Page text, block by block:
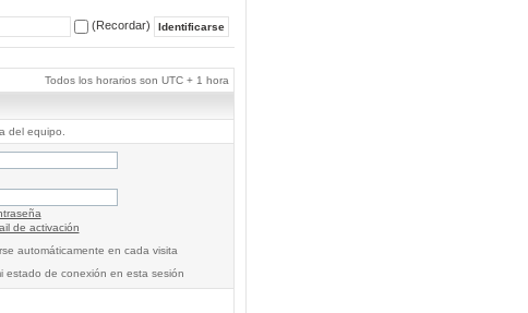
(Recordar)
Todos los horarios son UTC + 1 hora
del equipo.
de activación
automáticamente en cada visita
estado de conexión en esta sesión